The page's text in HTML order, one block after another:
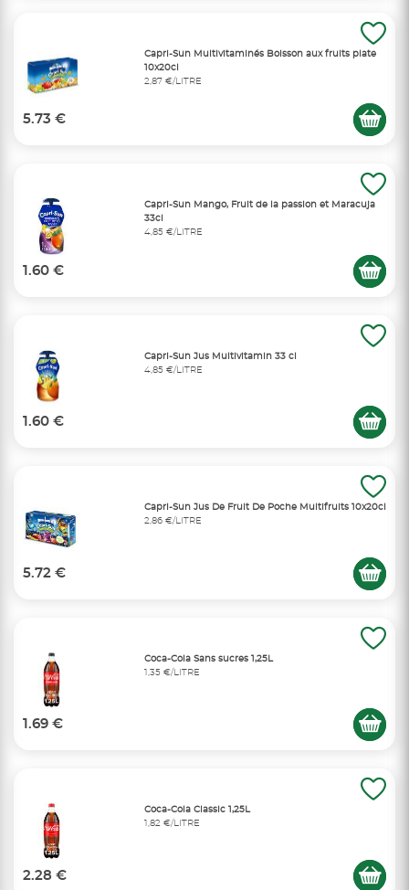
Capri-Sun Multivitaminés Boisson aux fruits plate
10x20cl
2,87 €/LITRE
5.73 €
Capri-Sun Mango, Fruit de la passion et Maracuja
33cl
4,85 €/LITRE
1.60 €
Capri-Sun Jus Multivitamin 33 cl
4,85 €/LITRE
1.60 €
Capri-Sun Jus De Fruit De Poche Multifruits 10x20cl
2,86 €/LITRE
5.72 €
Coca-Cola Sans sucres 1,25L
1,35 €/LITRE
1.69 €
Coca-Cola Classic 1,25L
1,82 €/LITRE
2.28 €